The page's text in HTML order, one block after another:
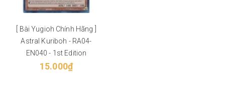
[ Bài Yugioh Chính Hãng ]
Astral Kuriboh - RA04-
EN040 - 1st Edition
15.000₫